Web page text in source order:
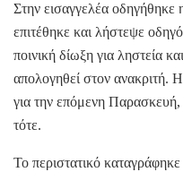
Στην εισαγγελέα οδηγήθηκε
επιτέθηκε και λήστεψε
ποινική δίωξη για ληστεία
απολογηθεί στον ανακριτή.
για την επόμενη
τότε.
Το περιστατικό